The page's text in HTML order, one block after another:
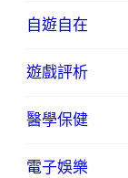
自遊自在
遊戲評析
醫學保健
電子娛樂